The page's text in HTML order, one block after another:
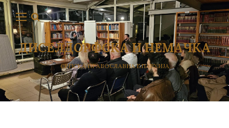
ДИСЕЛДОРФСКА И НЕМАЧКА
СРПСКА ПРАВОСЛАВНА ЕПАРХИЈА